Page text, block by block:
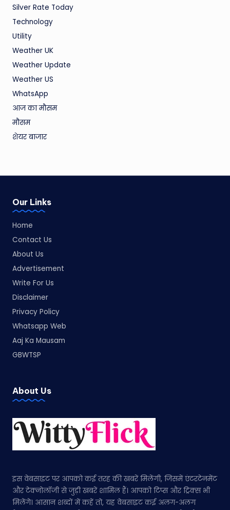
Silver Rate Today
Technology
Utility
Weather UK
Weather Update
Weather US
WhatsApp
आज का मौसम
मौसम
शेयर बाजार
Our Links
Home
Contact Us
About Us
Advertisement
Write For Us
Disclaimer
Privacy Policy
Whatsapp Web
Aaj Ka Mausam
GBWTSP
About Us
इस वेबसाइट पर आपको कई तरह की खबरें मिलेंगी, जिसमें एंटरटेनमेंट
और टेक्नोलॉजी से जुड़ी खबरें शामिल हैं। आपको टिप्स और ट्रिक्स भी
मिलेंगे। आसान शब्दों में कहें तो, यह वेबसाइट कई अलग-अलग